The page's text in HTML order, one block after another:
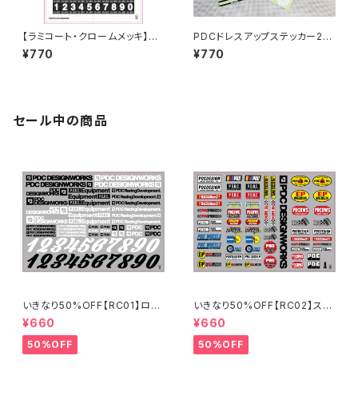
【ラミコート・クロームメッキ】PD
C_STICKER SHEET [2024]R
6/AAバッテリーステッカー
¥770
PDCドレスアップステッカー20
22【EVILWIRE印刷】
¥770
セール中の商品
いきなり50%OFF【RC01】ロゴ
ステッカー2024
¥660
50%OFF
いきなり50%OFF【RC02】スポ
ンサーステッカーA 2024
¥660
50%OFF